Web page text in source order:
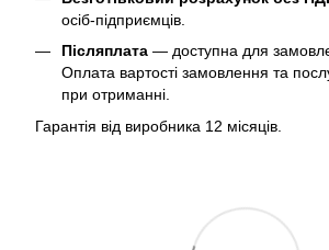
осіб-підприємців.
Післяплата — доступна для
Оплата вартості замовлення та
при отриманні.
Гарантія від виробника 12 місяців.